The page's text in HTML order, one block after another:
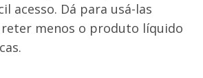
acesso. Dá para usá-las
menos o produto líquido